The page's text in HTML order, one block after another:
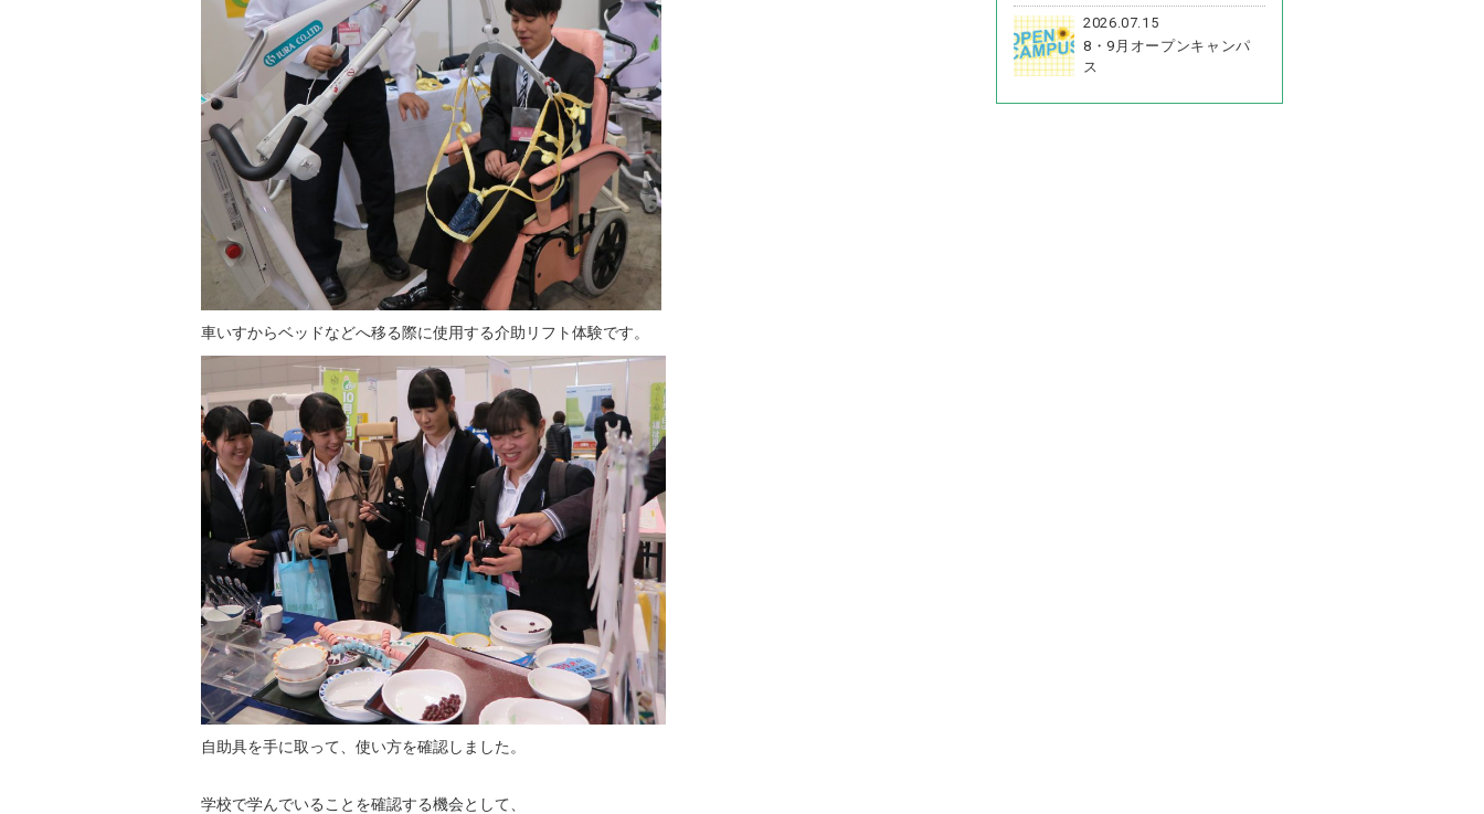
車いすからベッドなどへ移る際に使用する介助リフト体験です。
自助具を手に取って、使い方を確認しました。
学校で学んでいることを確認する機会として、
2026.07.15
8・9月オープンキャンパ
ス